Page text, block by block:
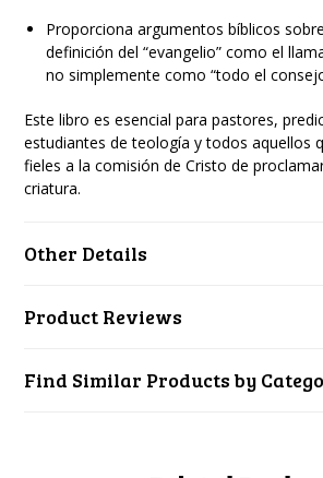
Proporciona argumentos bíblicos
definición del “evangelio” como el
no simplemente como “todo el
Este libro es esencial para pastores,
estudiantes de teología y todos aquellos
fieles a la comisión de Cristo de
criatura.
Other Details
Product Reviews
Find Similar Products by